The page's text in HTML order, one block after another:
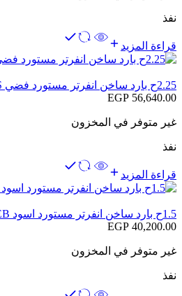
نفذ
قراءة المزيد
2.25ح بارد ساخن انفرتر مستورد فضي AY-XP18YHES
EGP 56,640.00
غير متوفر في المخزون
نفذ
قراءة المزيد
1.5ح بارد ساخن انفرتر مستورد اسود AY-XP12YHEB
EGP 40,200.00
غير متوفر في المخزون
نفذ